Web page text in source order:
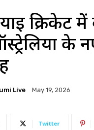
क्रिकेट
के
Live May 19, 2026
Twitter